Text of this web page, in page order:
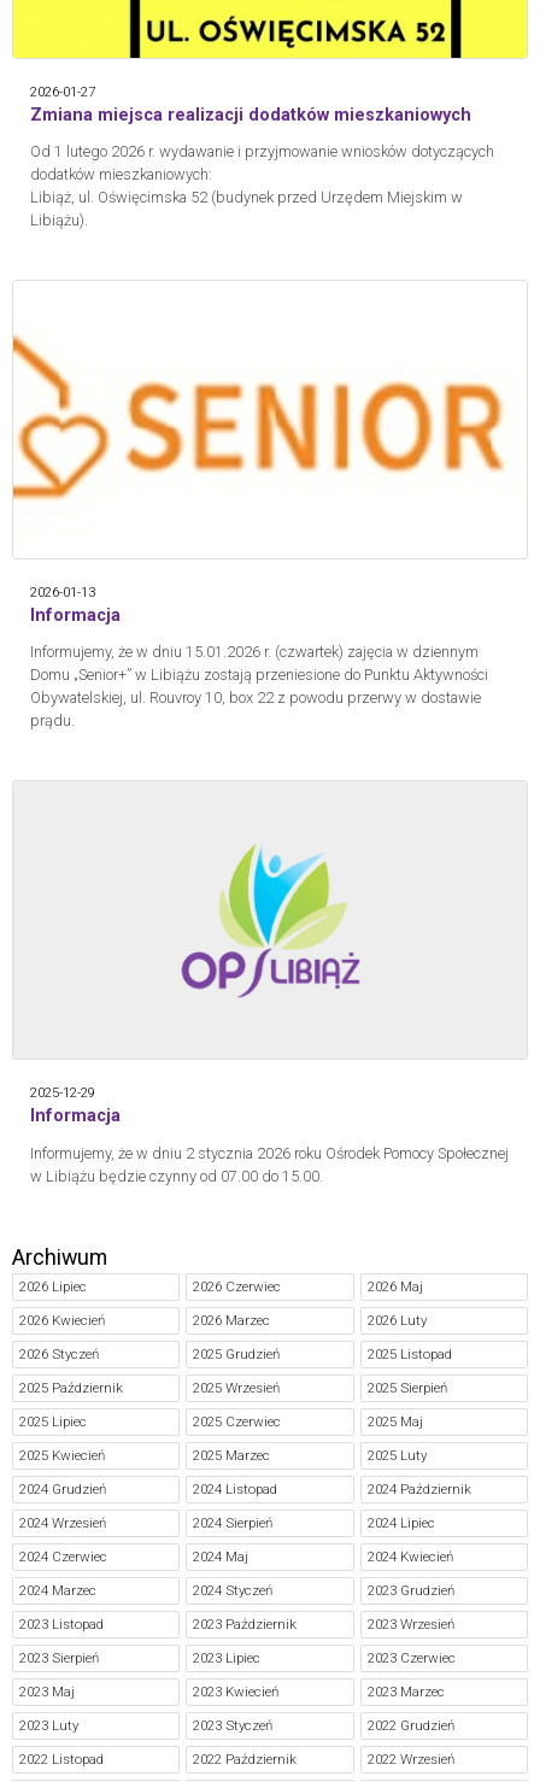
2026-01-27
Zmiana miejsca realizacji dodatków mieszkaniowych
Od 1 lutego 2026 r. wydawanie i przyjmowanie wniosków dotyczących
dodatków mieszkaniowych:
Libiąż, ul. Oświęcimska 52 (budynek przed Urzędem Miejskim w
Libiążu).
2026-01-13
Informacja
Informujemy, że w dniu 15.01.2026 r. (czwartek) zajęcia w dziennym
Domu „Senior+” w Libiążu zostają przeniesione do Punktu Aktywności
Obywatelskiej, ul. Rouvroy 10, box 22 z powodu przerwy w dostawie
prądu.
2025-12-29
Informacja
Informujemy, że w dniu 2 stycznia 2026 roku Ośrodek Pomocy Społecznej
w Libiążu będzie czynny od 07.00 do 15.00.
Archiwum
2026 Lipiec 2026 Czerwiec
2026 Maj
2026 Kwiecień
2026 Marzec
2026 Luty
2026 Styczeń
2025 Grudzień
2025 Listopad
2025 Październik
2025 Wrzesień
2025 Sierpień
2025 Lipiec
2025 Czerwiec
2025 Maj
2025 Kwiecień
2025 Marzec
2025 Luty
2024 Grudzień
2024 Listopad
2024 Październik
2024 Wrzesień
2024 Sierpień
2024 Lipiec
2024 Czerwiec
2024 Maj
2024 Kwiecień
2024 Marzec
2024 Styczeń
2023 Grudzień
2023 Listopad
2023 Październik
2023 Wrzesień
2023 Sierpień
2023 Lipiec
2023 Czerwiec
2023 Maj
2023 Kwiecień
2023 Marzec
2023 Luty
2023 Styczeń
2022 Grudzień
2022 Listopad
2022 Październik
2022 Wrzesień